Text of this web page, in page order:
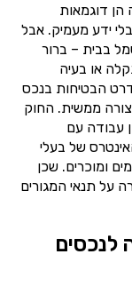
הן דוגמאות
ידע מעמיק. אבל
בבית – ברור
או בעיה
הבטיחות בנכס
ממשית. החוק
עבודה עם
של בעלי
ומוכרים. שכן
על תנאי המגורים
לנכסים